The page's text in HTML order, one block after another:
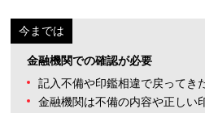
金融機関での確認が必要
記入不備や印鑑相違で戻ってき
金融機関は不備の内容や正しい